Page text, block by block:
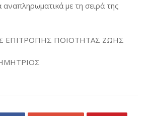
αναπληρωματικά με τη σειρά της
ΕΠΙΤΡΟΠΗΣ ΠΟΙΟΤΗΤΑΣ ΖΩΗΣ